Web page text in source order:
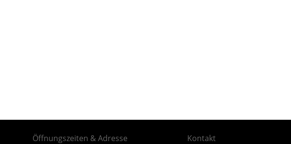
Öffnungszeiten & Adresse Kontakt